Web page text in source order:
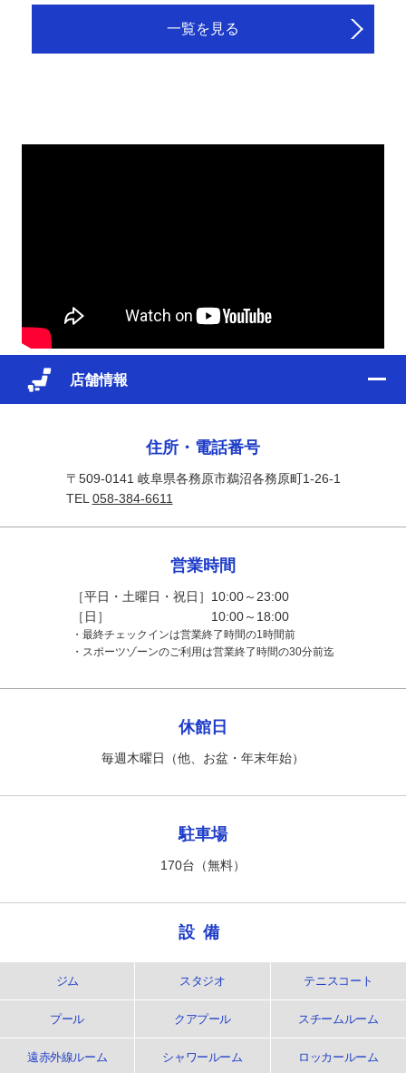
一覧を見る
店舗情報
住所・電話番号
〒509-0141 岐阜県各務原市鵜沼各務原町1-26-1
TEL 058-384-6611
営業時間
［平日・土曜日・祝日］10:00～23:00
［日］ 10:00～18:00
・最終チェックインは営業終了時間の1時間前
・スポーツゾーンのご利用は営業終了時間の30分前迄
休館日
毎週木曜日（他、お盆・年末年始）
駐車場
170台（無料）
設備
ジム スタジオ テニスコート
プール クアプール スチームルーム
遠赤外線ルーム シャワールーム ロッカールーム